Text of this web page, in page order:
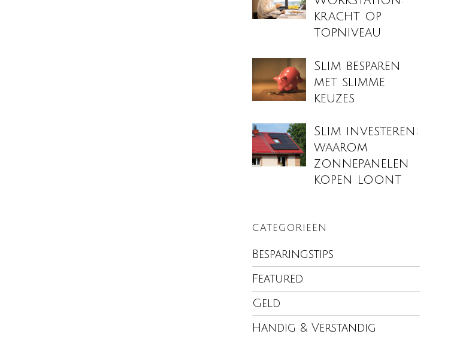
kracht op
topniveau
Slim besparen
met slimme
keuzes
Slim investeren:
waarom
zonnepanelen
kopen loont
CATEGORIEËN
Besparingstips
Featured
Geld
Handig & Verstandig